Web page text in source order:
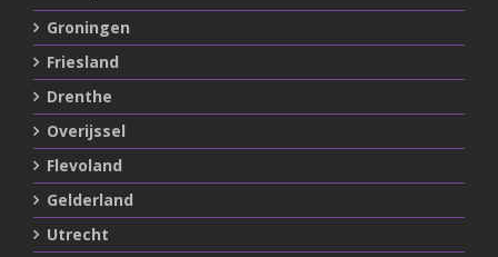
Groningen
Friesland
Drenthe
Overijssel
Flevoland
Gelderland
Utrecht